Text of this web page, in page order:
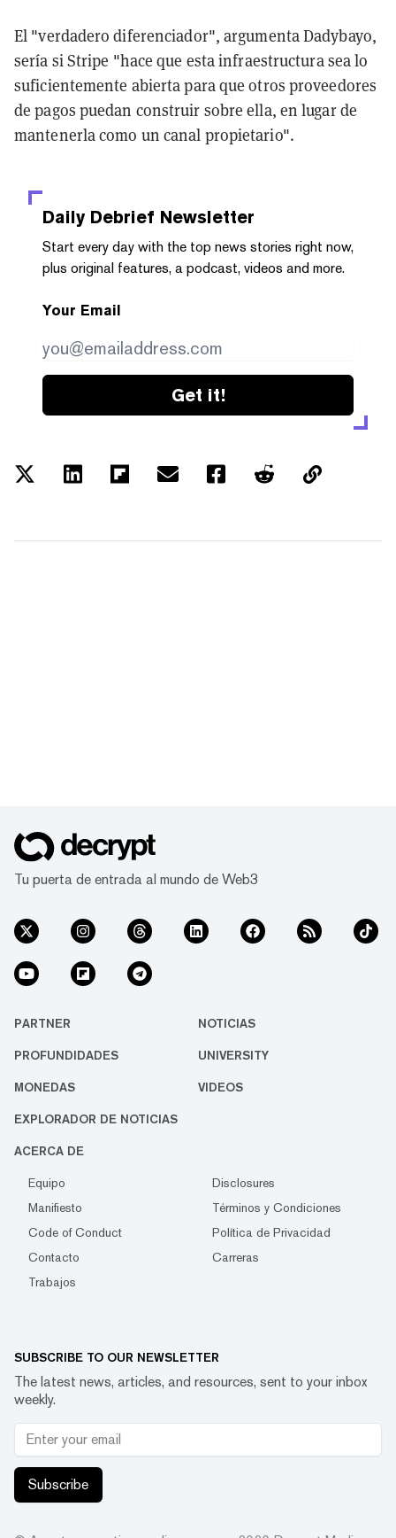
El "verdadero diferenciador", argumenta Dadybayo,
sería si Stripe "hace que esta infraestructura sea lo
suficientemente abierta para que otros proveedores
de pagos puedan construir sobre ella, en lugar de
mantenerla como un canal propietario".
Daily Debrief Newsletter
Start every day with the top news stories right now,
plus original features, a podcast, videos and more.
Your Email
Get it!
Tu puerta de entrada al mundo de Web3
PARTNER NOTICIAS
PROFUNDIDADES UNIVERSITY
MONEDAS VIDEOS
EXPLORADOR DE NOTICIAS
ACERCA DE
Equipo
Disclosures
Manifiesto
Términos y Condiciones
Code of Conduct
Política de Privacidad
Contacto
Carreras
Trabajos
SUBSCRIBE TO OUR NEWSLETTER
The latest news, articles, and resources, sent to your inbox
weekly.
Subscribe